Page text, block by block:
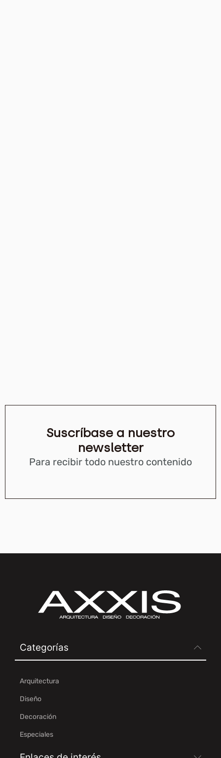
Suscríbase a nuestro
newsletter
Para recibir todo nuestro contenido
Categorías
Arquitectura
Diseño
Decoración
Especiales